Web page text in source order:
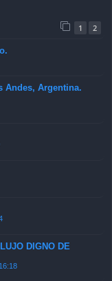
1 2
Andes, Argentina.
DIGNO DE